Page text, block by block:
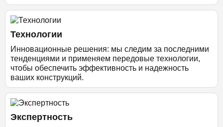
Технологии
Инновационные решения: мы следим за последними
тенденциями и применяем передовые технологии,
чтобы обеспечить эффективность и надежность
ваших конструкций.
Экспертность